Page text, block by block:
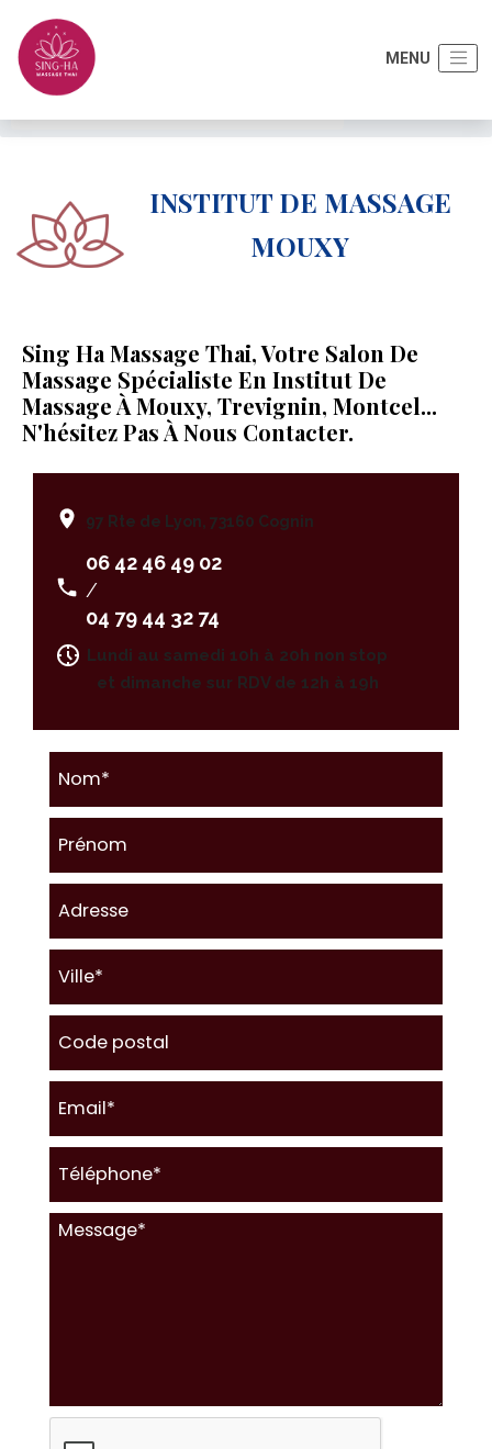
INSTITUT DE MASSAGE
MOUXY
Sing Ha Massage Thai, Votre Salon De
Massage Spécialiste En Institut De
Massage À Mouxy, Trevignin, Montcel...
N'hésitez Pas À Nous Contacter.
97 Rte de Lyon, 73160 Cognin
06 42 46 49 02
/
04 79 44 32 74
Lundi au samedi 10h à 20h non stop
et dimanche sur RDV de 12h à 19h